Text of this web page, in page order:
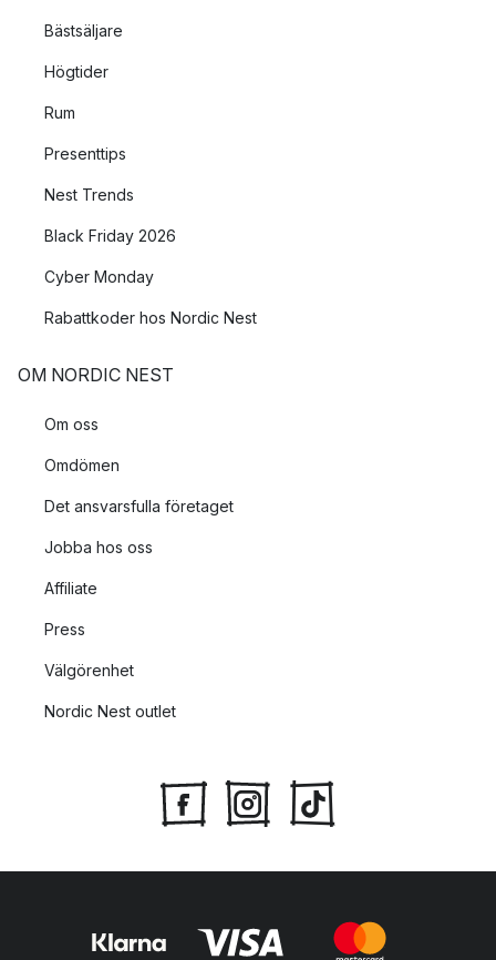
Bästsäljare
Högtider
Rum
Presenttips
Nest Trends
Black Friday 2026
Cyber Monday
Rabattkoder hos Nordic Nest
OM NORDIC NEST
Om oss
Omdömen
Det ansvarsfulla företaget
Jobba hos oss
Affiliate
Press
Välgörenhet
Nordic Nest outlet